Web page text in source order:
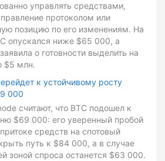
управлять средствами,
протоколом или
позицию по его изменениям. На
опускался ниже $65 000, а
о готовности выделить на
$5 млн.
к устойчивому росту
000
считают, что BTC подошел к
$69 000: его уверенный пробой
средств на спотовый
путь к $84 000, а в случае
зоной спроса останется $63 000.